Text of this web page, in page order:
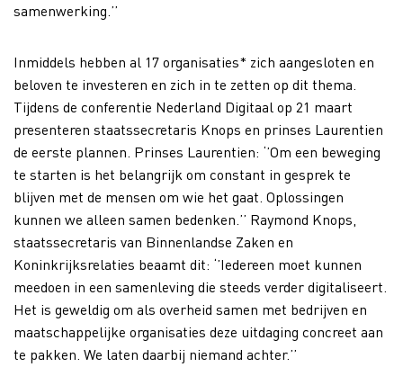
samenwerking.’’
Inmiddels hebben al 17 organisaties* zich aangesloten en
beloven te investeren en zich in te zetten op dit thema.
Tijdens de conferentie Nederland Digitaal op 21 maart
presenteren staatssecretaris Knops en prinses Laurentien
de eerste plannen. Prinses Laurentien: ‘’Om een beweging
te starten is het belangrijk om constant in gesprek te
blijven met de mensen om wie het gaat. Oplossingen
kunnen we alleen samen bedenken.’’ Raymond Knops,
staatssecretaris van Binnenlandse Zaken en
Koninkrijksrelaties beaamt dit: ‘’Iedereen moet kunnen
meedoen in een samenleving die steeds verder digitaliseert.
Het is geweldig om als overheid samen met bedrijven en
maatschappelijke organisaties deze uitdaging concreet aan
te pakken. We laten daarbij niemand achter.’’